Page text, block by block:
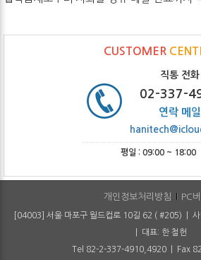
CUSTOMER
직통 전화
02-337-
연락 메일
평일 : 09:00 ~ 18:00
개인정보처리방침 PC
[04003] 서울 마포구 월드컵로 10길 62 ( #205) |
| 대표: 한 철헌
Tel 82-2-337-4910,4920 | Fax